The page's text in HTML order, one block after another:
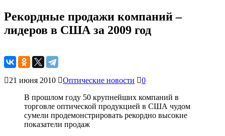
Рекордные продажи компаний –
лидеров в США за 2009 год
21 июня 2010 Оптические новости
0
В прошлом году 50 крупнейших компаний в
торговле оптической продукцией в США чудом
сумели продемонстрировать рекордно высокие
показатели продаж